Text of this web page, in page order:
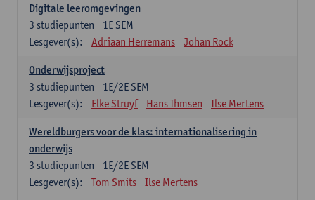
Digitale leeromgevingen
1E SEM
3 studiepunten
Lesgever(s):
Adriaan Herremans Johan Rock
Onderwijsproject
1E/2E SEM
3 studiepunten
Lesgever(s):
Elke Struyf Hans Ihmsen Ilse Mertens
Wereldburgers voor de klas: internationalisering in
onderwijs
1E/2E SEM
3 studiepunten
Lesgever(s):
Tom Smits Ilse Mertens